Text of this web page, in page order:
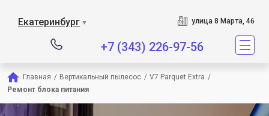
Екатеринбург ▼ улица 8 Марта, 46
+7 (343) 226-97-56
Главная / Вертикальный пылесос / V7 Parquet Extra /
Ремонт блока питания